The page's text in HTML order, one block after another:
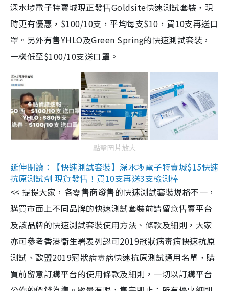
深水埗電子特賣城現正發售Goldsite快速測試套裝，現
時更有優惠，$100/10支，平均每支$10，買10支再送口
罩。另外有售YHLO及Green Spring的快速測試套裝，
一樣低至$100/10支送口罩。
點擊圖片放大
延伸閱讀：【快速測試套裝】深水埗電子特賣城$15快速
抗原測試劑 現貨發售！買10支再送3支檢測棒
<< 提提大家，各零售商發售的快速測試套裝規格不一，
購買市面上不同品牌的快速測試套裝前請留意售賣平台
及該品牌的快速測試套裝使用方法、條款及細則，大家
亦可參考香港衞生署表列認可2019冠狀病毒病快速抗原
測試、歐盟2019冠狀病毒病快速抗原測試通用名單，購
買前留意訂購平台的使用條款及細則，一切以訂購平台